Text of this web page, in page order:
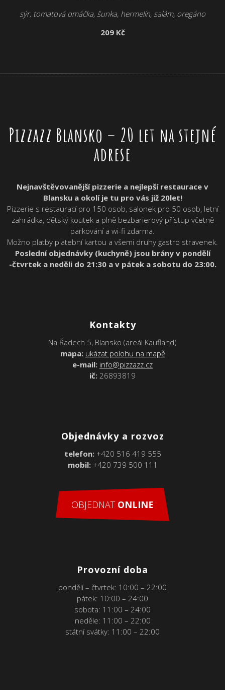
sýr, tomatová omáčka, šunka, hermelín, salám, oregáno
209 Kč
Pizzazz Blansko – 20 let na stejné
adrese
Nejnavštěvovanější pizzerie a nejlepší restaurace v
Blansku a okolí je tu pro vás již 20let!
Pizzerie s restaurací pro 150 osob, salonek pro 50 osob, letní
zahrádka, dětský koutek a plně bezbarierový přístup včetně
parkování a wi-fi zdarma.
Možno platby platební kartou a všemi druhy gastro stravenek.
Poslední objednávky (kuchyně) jsou brány v pondělí
-čtvrtek a neděli do 21:30 a v pátek a sobotu do 23:00.
Kontakty
Na Řadech 5, Blansko (areál Kaufland)
mapa: ukázat polohu na mapě
e-mail: info@pizzazz.cz
ič: 26893819
Objednávky a rozvoz
telefon:+420 516 419 555
mobil:+420 739 500 111
OBJEDNAT ONLINE
Provozní doba
pondělí – čtvrtek: 10:00 – 22:00
pátek: 10:00 – 24:00
sobota: 11:00 – 24:00
neděle: 11:00 – 22:00
státní svátky: 11:00 – 22:00